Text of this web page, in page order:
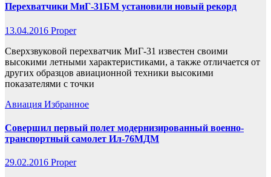
Перехватчики МиГ-31БМ установили новый рекорд
13.04.2016 Proper
Сверхзвуковой перехватчик МиГ-31 известен своими
высокими летными характеристиками, а также отличается от
других образцов авиационной техники высокими
показателями с точки
Авиация Избранное
Совершил первый полет модернизированный военно-
транспортный самолет Ил-76МДМ
29.02.2016 Proper